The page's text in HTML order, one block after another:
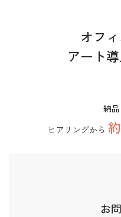
オフ
アート
納
ヒアリングから
お